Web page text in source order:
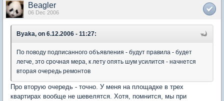
Beagler
06 Dec 2006
Byaka, on 6.12.2006 - 11:27:
По поводу подписанного объявления - будут правила - будет
легче, это срочная мера, к лету опять шум усилится - начнется
вторая очередь ремонтов
Про вторую очередь - точно. У меня на площадке в трех
квартирах вообще не шевелятся. Хотя, помнится, мы при